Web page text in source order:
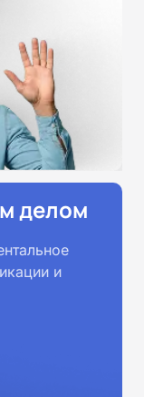
делом
и